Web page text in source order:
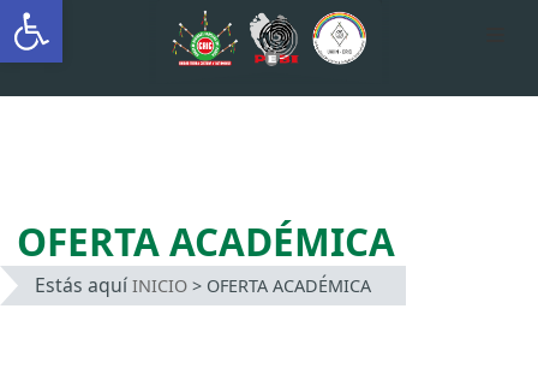
Saltar
al
INTERCULTURAL
OFERTA ACADÉMICA
Estás aquí INICIO> OFERTA ACADÉMICA